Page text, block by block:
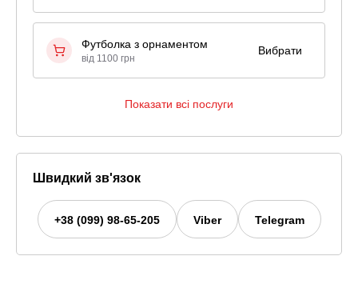
Футболка з орнаментом
від 1100 грн
Вибрати
Показати всі послуги
Швидкий зв'язок
+38 (099) 98-65-205 Viber Telegram